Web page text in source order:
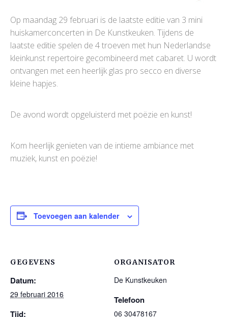
Op maandag 29 februari is de laatste editie van 3 mini
huiskamerconcerten in De Kunstkeuken. Tijdens de
laatste editie spelen de 4 troeven met hun Nederlandse
kleinkunst repertoire gecombineerd met cabaret. U wordt
ontvangen met een heerlijk glas pro secco en diverse
kleine hapjes.
De avond wordt opgeluisterd met poëzie en kunst!
Kom heerlijk genieten van de intieme ambiance met
muziek, kunst en poëzie!
Toevoegen aan kalender
GEGEVENS
Datum:
29 februari 2016
Tijd:
ORGANISATOR
De Kunstkeuken
Telefoon
06 30478167